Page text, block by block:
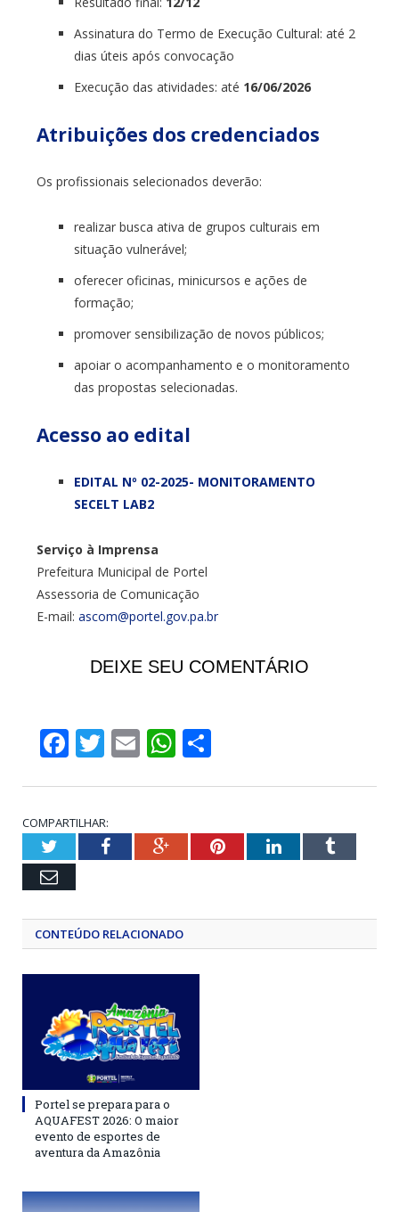
Assinatura do Termo de Execução Cultural: até 2
dias úteis após convocação
Execução das atividades: até 16/06/2026
Atribuições dos credenciados
Os profissionais selecionados deverão:
realizar busca ativa de grupos culturais em
situação vulnerável;
oferecer oficinas, minicursos e ações de
formação;
promover sensibilização de novos públicos;
apoiar o acompanhamento e o monitoramento
das propostas selecionadas.
Acesso ao edital
EDITAL Nº 02-2025- MONITORAMENTO
SECELT LAB2
Serviço à Imprensa
Prefeitura Municipal de Portel
Assessoria de Comunicação
E-mail: ascom@portel.gov.pa.br
DEIXE SEU COMENTÁRIO
Facebook
Twitter
EmailWhatsApp
Share
COMPARTILHAR:
TwitterFacebookGoogle+PinterestLinkedInTumblr
Email
CONTEÚDO RELACIONADO
Portel se prepara para o
AQUAFEST 2026: O maior
evento de esportes de
aventura da Amazônia